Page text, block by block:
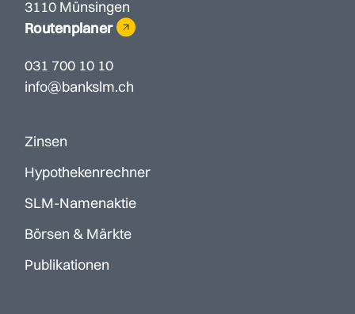
3110 Münsingen
Routenplaner
031 700 10 10
info@bankslm.ch
Zinsen
Hypothekenrechner
SLM-Namenaktie
Börsen & Märkte
Publikationen